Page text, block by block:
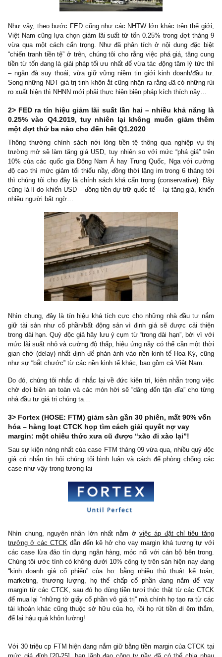
Như vậy, theo bước FED cũng như các NHTW lớn khác trên
Việt Nam cũng lựa chọn giảm lãi suất từ tốn 0.25% trong đợt
vừa qua một cách cẩn trọng. Như đã phân tích ở nội dung
“chiến tranh tiền tệ” ở trên, chúng tôi cho rằng việc phá giá, tăng
tiền từ tốn đang là giải pháp tối ưu nhất để vừa tác động tâm lý
– ngăn đà suy thoái, vừa giữ vững niềm tin giới kinh doanh/
Song những NĐT giá trị tinh khôn ắt cũng nhận ra rằng đã có
ro xuất hiện thì NHNN mới phải thực hiện biện pháp kích thích
2> FED ra tín hiệu giảm lãi suất lần hai – nhiều khả
0.25% vào Q4.2019, tuy nhiên lại không muốn giảm
một đợt thứ ba nào cho đến hết Q1.2020
Thông thường chính sách nới lỏng tiền tệ thông qua nghiệp
trường mở sẽ làm tăng giá USD, tuy nhiên so với mức “phá
10% của các quốc gia Đông Nam Á hay Trung Quốc, Nga với
độ cao thì mức giảm tối thiểu nầy, đồng thời lặng im trong 6
thì chúng tôi cho đây là chính sách khá cẩn trọng
cũng là lí do khiến USD – đồng tiền dự trữ quốc tế – lại tăng giá,
nhiều người bất ngờ…
giữ tài sản như cổ phần/bất động sản vì định giá sẽ được cải
trong dài hạn. Quý độc giả hãy lưu ý cụm từ “trong dài hạn”, bởi
mức lãi suất nhỏ và cường độ thấp, hiệu ứng nầy có thể cần
gian chờ (delay) nhất định để phản ánh vào nền kinh tế Hoa Kỳ,
như sự “bắt chước” từ các nền kinh tế khác, bao gồm cả Việt
Do đó, chúng tôi nhắc đi nhắc lại về đức kiên trì, kiên nhẫn
chờ đợi biên an toàn và các món hời sẽ “dâng đến tận đĩa”
nhà đầu tư giá trị chúng ta…
hóa – hàng loạt CTCK họp tìm cách giải quyết nợ vay
margin: một chiêu thức xưa cũ được “xào đi xào lại”!
Sau sự kiện nóng nhất của case FTM tháng 09 vừa qua, nhiều
giả có nhắn tin hỏi chúng tôi bình luận và cách để phòng
case như vậy trong tương lai
Nhìn chung, nguyên nhân lớn nhất nằm ởviệc áp đặt chỉ tiêu